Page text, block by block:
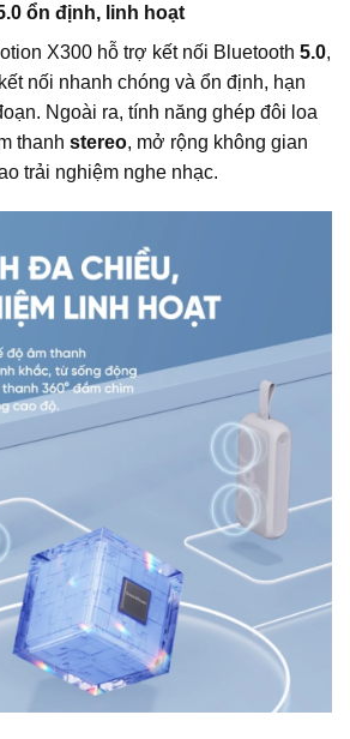
ổn định, linh hoạt
X300 hỗ trợ kết nối Bluetooth 5.0,
nối nhanh chóng và ổn định, hạn
Ngoài ra, tính năng ghép đôi loa
thanh stereo, mở rộng không gian
trải nghiệm nghe nhạc.